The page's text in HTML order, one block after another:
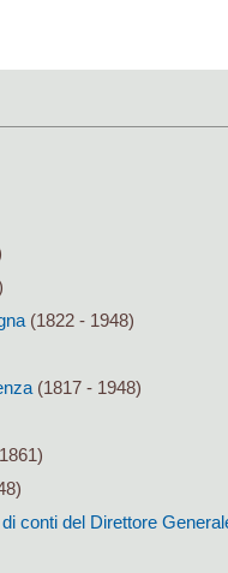
(1822 - 1948)
(1817 - 1948)
conti del Direttore